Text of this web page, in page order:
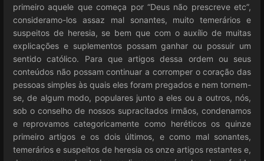
primeiro aquele que começa por “Deus não prescreve etc”,
consideramo-los assaz mal sonantes, muito temerários e
suspeitos de heresia, se bem que com o auxílio de muitas
explicações e suplementos possam ganhar ou possuir um
sentido católico. Para que artigos dessa ordem ou seus
conteúdos não possam continuar a corromper o coração das
pessoas simples às quais eles foram pregados e nem tornem-
se, de algum modo, populares junto a eles ou a outros, nós,
sob o conselho de nossos supracitados irmãos, condenamos
e reprovamos categoricamente como heréticos os quinze
primeiro artigos e os dois últimos, e como mal sonantes,
temerários e suspeitos de heresia os onze artigos restantes e,